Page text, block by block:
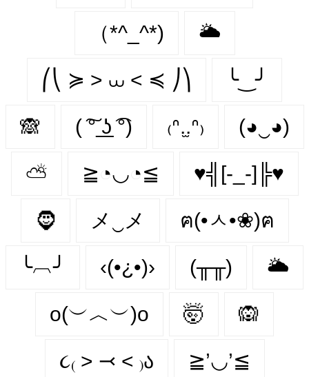
（*^_^*) 🌥
⎛⎝ ≽ > ⩊ < ≼ ⎠⎞ ╰‿╯
🙈 ( ͠° ͟ʖ ͡°) ₍ᐢ.̫.ᐢ₎ (◕‿◕)
⛅ ≧◔◡◔≦ ♥╣[-_-]╠♥
🧔‍ メ‿メ ฅ(•ㅅ•❀)ฅ
╰︹╯ ‹(•¿•)› (╥╥) 🌥️
o(︶︿︶)o 🤯 🙉
૮₍ ˃ ⤙ ˂ ₎ა ≧’◡’≦